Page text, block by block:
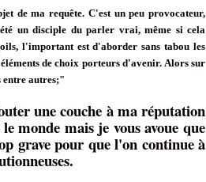
de ma requête. C'est un peu provocateur,
un disciple du parler vrai, même si cela
l'important est d'aborder sans tabou les
de choix porteurs d'avenir. Alors sur
entre autres;"
une couche à ma réputation
monde mais je vous avoue que
grave pour que l'on continue à